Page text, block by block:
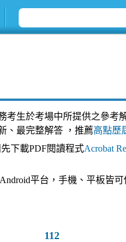
考生於考場中所提供之參考
、最完整解答 ，推薦高點歷
下載PDF閱讀程式Acrobat
平台，手機、平板皆
112